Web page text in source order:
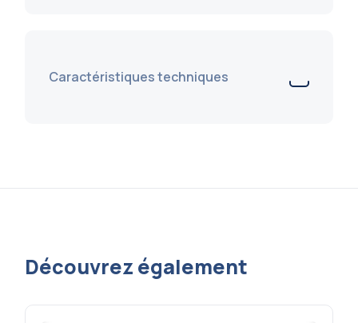
Caractéristiques techniques
Découvrez également